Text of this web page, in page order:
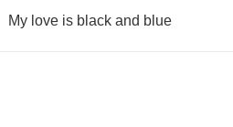
My love is black and blue